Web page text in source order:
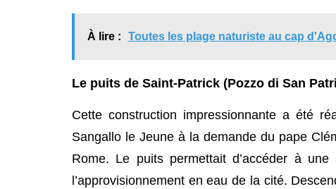
À lire : Toutes les plage naturiste au cap
Le puits de Saint-Patrick (Pozzo di San
Cette construction impressionnante a été
Sangallo le Jeune à la demande du pape
Rome. Le puits permettait d’accéder à
l’approvisionnement en eau de la cité.